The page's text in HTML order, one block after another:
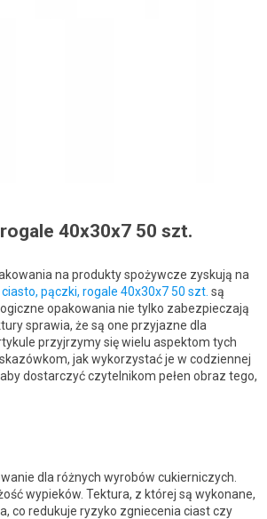
40x30x7 50 szt.
na produkty spożywcze zyskują na
ciasto, pączki, rogale 40x30x7 50 szt. są
opakowania nie tylko zabezpieczają
sprawia, że są one przyjazne dla
przyjrzymy się wielu aspektom tych
jak wykorzystać je w codziennej
dostarczyć czytelnikom pełen obraz tego,
dla różnych wyrobów cukierniczych.
wypieków. Tektura, z której są wykonane,
co redukuje ryzyko zgniecenia ciast czy